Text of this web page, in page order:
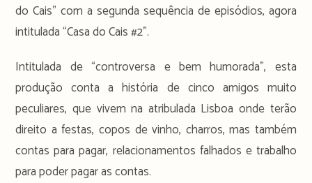
do Cais” com a segunda sequência de episódios, agora
intitulada “Casa do Cais #2”.
Intitulada de “controversa e bem humorada”, esta
produção conta a história de cinco amigos muito
peculiares, que vivem na atribulada Lisboa onde terão
direito a festas, copos de vinho, charros, mas também
contas para pagar, relacionamentos falhados e trabalho
para poder pagar as contas.